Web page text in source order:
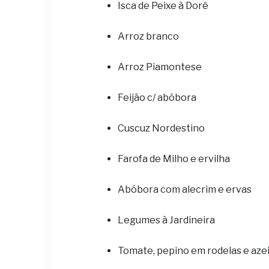
Isca de Peixe à Dorê
Arroz branco
Arroz Piamontese
Feijão c/ abóbora
Cuscuz Nordestino
Farofa de Milho e ervilha
Abóbora com alecrim e ervas
Legumes à Jardineira
Tomate, pepino em rodelas e